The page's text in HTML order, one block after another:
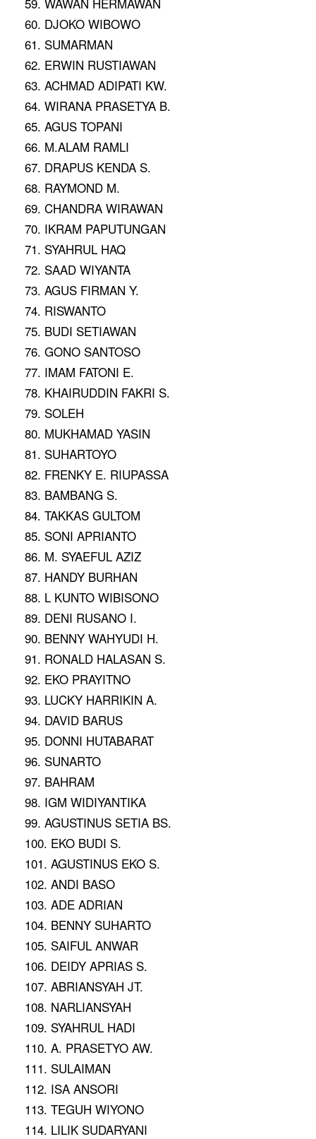
60. DJOKO WIBOWO
61. SUMARMAN
62. ERWIN RUSTIAWAN
63. ACHMAD ADIPATI KW.
64. WIRANA PRASETYA B.
65. AGUS TOPANI
66. M.ALAM RAMLI
67. DRAPUS KENDA S.
68. RAYMOND M.
69. CHANDRA WIRAWAN
70. IKRAM PAPUTUNGAN
71. SYAHRUL HAQ
72. SAAD WIYANTA
73. AGUS FIRMAN Y.
74. RISWANTO
75. BUDI SETIAWAN
76. GONO SANTOSO
77. IMAM FATONI E.
78. KHAIRUDDIN FAKRI S.
79. SOLEH
80. MUKHAMAD YASIN
81. SUHARTOYO
82. FRENKY E. RIUPASSA
83. BAMBANG S.
84. TAKKAS GULTOM
85. SONI APRIANTO
86. M. SYAEFUL AZIZ
87. HANDY BURHAN
88. L KUNTO WIBISONO
89. DENI RUSANO I.
90. BENNY WAHYUDI H.
91. RONALD HALASAN S.
92. EKO PRAYITNO
93. LUCKY HARRIKIN A.
94. DAVID BARUS
95. DONNI HUTABARAT
96. SUNARTO
97. BAHRAM
98. IGM WIDIYANTIKA
99. AGUSTINUS SETIA BS.
100. EKO BUDI S.
101. AGUSTINUS EKO S.
102. ANDI BASO
103. ADE ADRIAN
104. BENNY SUHARTO
105. SAIFUL ANWAR
106. DEIDY APRIAS S.
107. ABRIANSYAH JT.
108. NARLIANSYAH
109. SYAHRUL HADI
110. A. PRASETYO AW.
111. SULAIMAN
112. ISA ANSORI
113. TEGUH WIYONO
114. LILIK SUDARYANI